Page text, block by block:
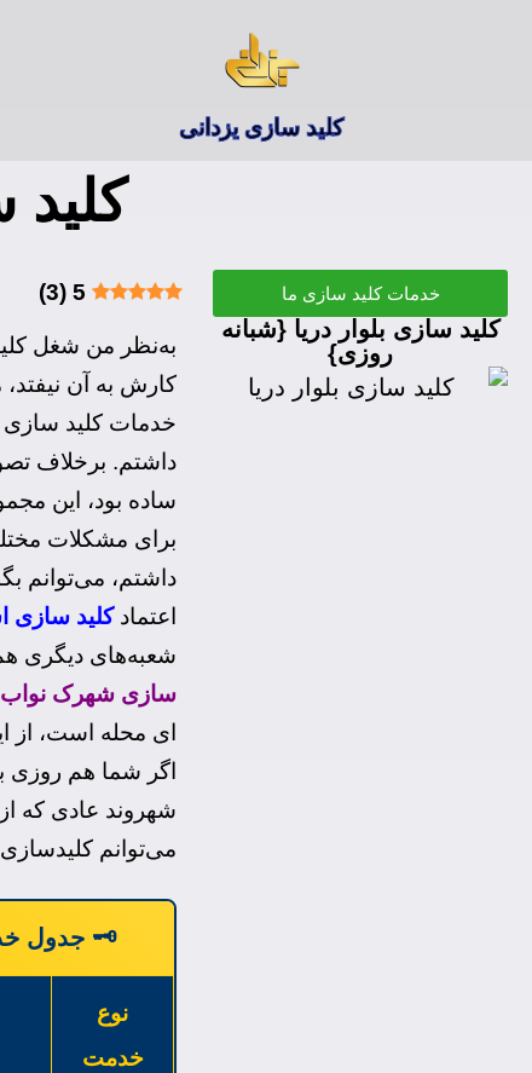
کلید سازی یزدانی
کلید
خدمات کلید سازی ما
کلید سازی بلوار دریا {شبانه
روزی}
5
(
3
)
به‌نظر من شغل
کارش به آن
خدمات کلید سازی
داشتم. برخلاف
ساده بود، این
برای مشکلات
داشتم، می‌توانم
اعتماد کلید سازی
شعبه‌های دیگری هم
سازی شهرک
ای محله است، از
اگر شما هم روزی
شهروند عادی که
می‌توانم کلیدسازی
🗝️ جدول
نوع
خدمت